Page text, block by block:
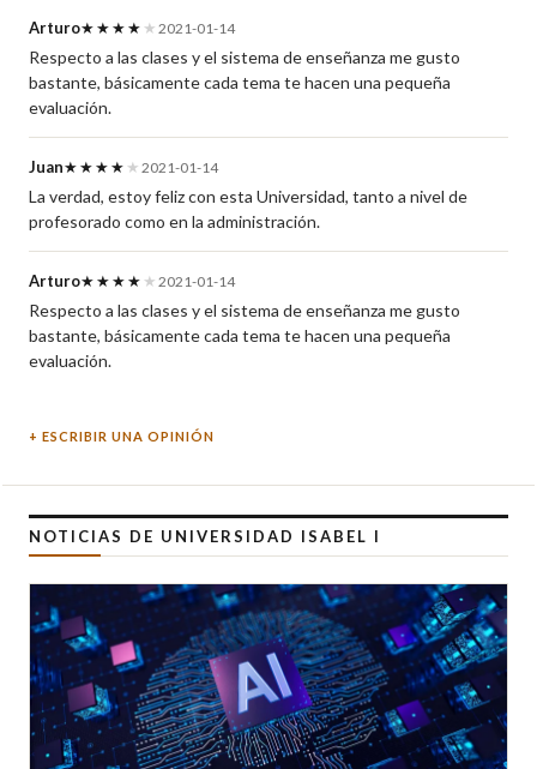
Arturo★★★★ ★ 2021-01-14
Respecto a las clases y el sistema de enseñanza me gusto
bastante, básicamente cada tema te hacen una pequeña
evaluación.
Juan★★★★ ★ 2021-01-14
La verdad, estoy feliz con esta Universidad, tanto a nivel de
profesorado como en la administración.
Arturo★★★★ ★ 2021-01-14
Respecto a las clases y el sistema de enseñanza me gusto
bastante, básicamente cada tema te hacen una pequeña
evaluación.
ESCRIBIR UNA OPINIÓN
NOTICIAS DE UNIVERSIDAD ISABEL I